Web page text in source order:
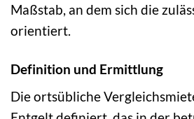
Maßstab, an dem sich die
orientiert.
Definition und Ermittlung
Die ortsübliche